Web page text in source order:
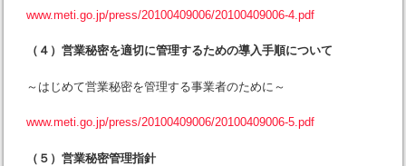
www.meti.go.jp/press/20100409006/20100409006-4.pdf
（４）営業秘密を適切に管理するための導入手順について
～はじめて営業秘密を管理する事業者のために～
www.meti.go.jp/press/20100409006/20100409006-5.pdf
（５）営業秘密管理指針